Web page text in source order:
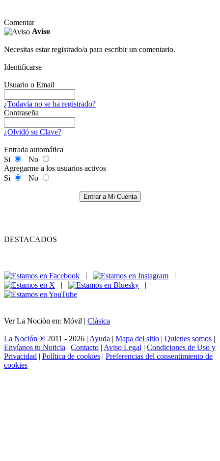
Comentar
Aviso
Necesitas estar registrado/a para escribir un comentario.
Identificarse
Usuario o Email
¿Todavía no se ha registrado?
Contraseña
¿Olvidó su Clave?
Entrada automática
Si
No
Agregarme a los usuarios activos
Si
No
Entrar a Mi Cuenta
DESTACADOS
|
|
Ver La Noción en: Móvil | Clásica
La Noción ® 2011 - 2026 | Ayuda | Mapa del sitio | Quienes somos |
Envíanos tu Noticia | Contacto | Aviso Legal | Condiciones de Uso y
Privacidad | Política de cookies | Preferencias del consentimiento de
cookies